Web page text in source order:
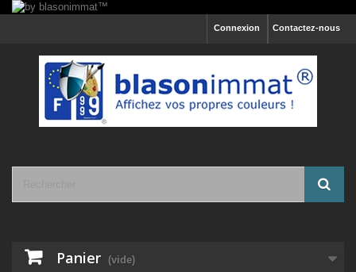
Contactez-nous
Connexion
Panier (vide)